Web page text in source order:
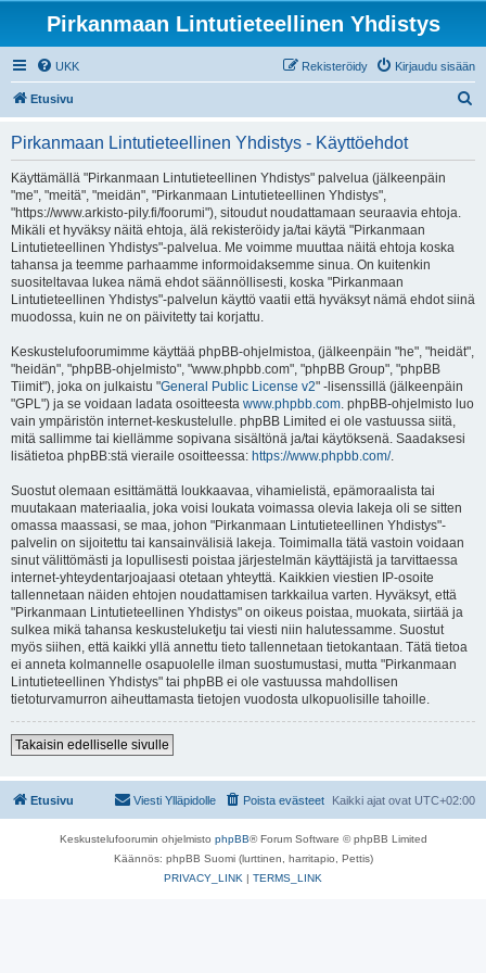
Pirkanmaan Lintutieteellinen Yhdistys
UKK Kirjaudu sisään
Rekisteröidy
Etusivu
Pirkanmaan Lintutieteellinen Yhdistys - Käyttöehdot
Käyttämällä "Pirkanmaan Lintutieteellinen Yhdistys" palvelua (jälkeenpäin
"me", "meitä", "meidän", "Pirkanmaan Lintutieteellinen Yhdistys",
"https://www.arkisto-pily.fi/foorumi"), sitoudut noudattamaan seuraavia ehtoja.
Mikäli et hyväksy näitä ehtoja, älä rekisteröidy ja/tai käytä "Pirkanmaan
Lintutieteellinen Yhdistys"-palvelua. Me voimme muuttaa näitä ehtoja koska
tahansa ja teemme parhaamme informoidaksemme sinua. On kuitenkin
suositeltavaa lukea nämä ehdot säännöllisesti, koska "Pirkanmaan
Lintutieteellinen Yhdistys"-palvelun käyttö vaatii että hyväksyt nämä ehdot siinä
muodossa, kuin ne on päivitetty tai korjattu.
Keskustelufoorumimme käyttää phpBB-ohjelmistoa, (jälkeenpäin "he", "heidät",
"heidän", "phpBB-ohjelmisto", "www.phpbb.com", "phpBB Group", "phpBB
Tiimit"), joka on julkaistu "General Public License v2" -lisenssillä (jälkeenpäin
"GPL") ja se voidaan ladata osoitteesta www.phpbb.com. phpBB-ohjelmisto luo
vain ympäristön internet-keskustelulle. phpBB Limited ei ole vastuussa siitä,
mitä sallimme tai kiellämme sopivana sisältönä ja/tai käytöksenä. Saadaksesi
lisätietoa phpBB:stä vieraile osoitteessa: https://www.phpbb.com/.
Suostut olemaan esittämättä loukkaavaa, vihamielistä, epämoraalista tai
muutakaan materiaalia, joka voisi loukata voimassa olevia lakeja oli se sitten
omassa maassasi, se maa, johon "Pirkanmaan Lintutieteellinen Yhdistys"-
palvelin on sijoitettu tai kansainvälisiä lakeja. Toimimalla tätä vastoin voidaan
sinut välittömästi ja lopullisesti poistaa järjestelmän käyttäjistä ja tarvittaessa
internet-yhteydentarjoajaasi otetaan yhteyttä. Kaikkien viestien IP-osoite
tallennetaan näiden ehtojen noudattamisen tarkkailua varten. Hyväksyt, että
"Pirkanmaan Lintutieteellinen Yhdistys" on oikeus poistaa, muokata, siirtää ja
sulkea mikä tahansa keskusteluketju tai viesti niin halutessamme. Suostut
myös siihen, että kaikki yllä annettu tieto tallennetaan tietokantaan. Tätä tietoa
ei anneta kolmannelle osapuolelle ilman suostumustasi, mutta "Pirkanmaan
Lintutieteellinen Yhdistys" tai phpBB ei ole vastuussa mahdollisen
tietoturvamurron aiheuttamasta tietojen vuodosta ulkopuolisille tahoille.
Takaisin edelliselle sivulle
Etusivu Kaikki ajat ovat UTC+02:00
Poista evästeet
Viesti Ylläpidolle
Keskustelufoorumin ohjelmisto phpBB® Forum Software © phpBB Limited
Käännös: phpBB Suomi (lurttinen, harritapio, Pettis)
PRIVACY_LINK | TERMS_LINK